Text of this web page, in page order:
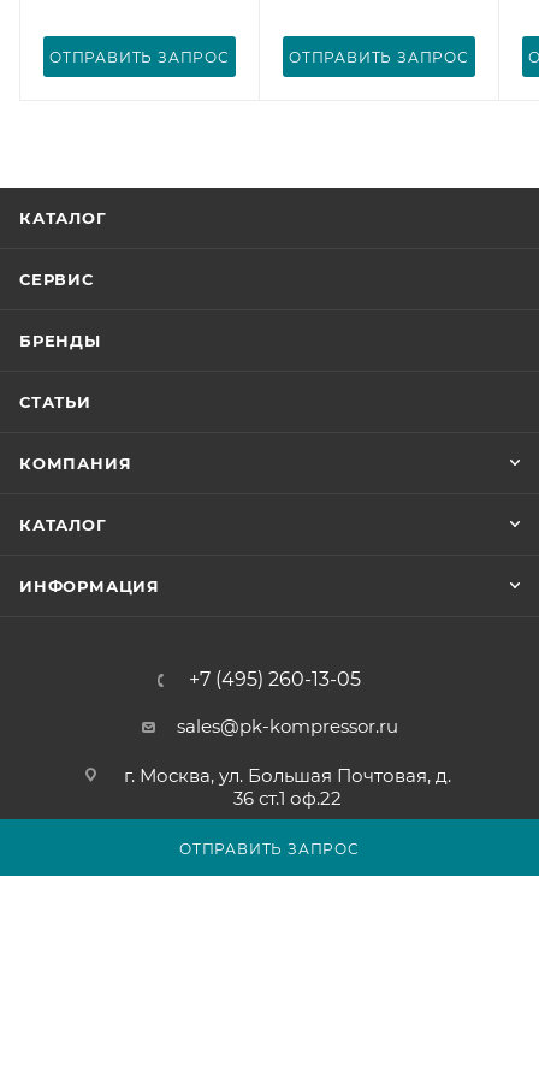
ОТПРАВИТЬ ЗАПРОС
ОТПРАВИТЬ ЗАПРОС ОТПРАВИТЬ ЗАПРОС
КАТАЛОГ
СЕРВИС
БРЕНДЫ
СТАТЬИ
КОМПАНИЯ
КАТАЛОГ
ИНФОРМАЦИЯ
+7 (495) 260-13-05
sales@pk-kompressor.ru
г. Москва, ул. Большая Почтовая, д.
36 ст.1 оф.22